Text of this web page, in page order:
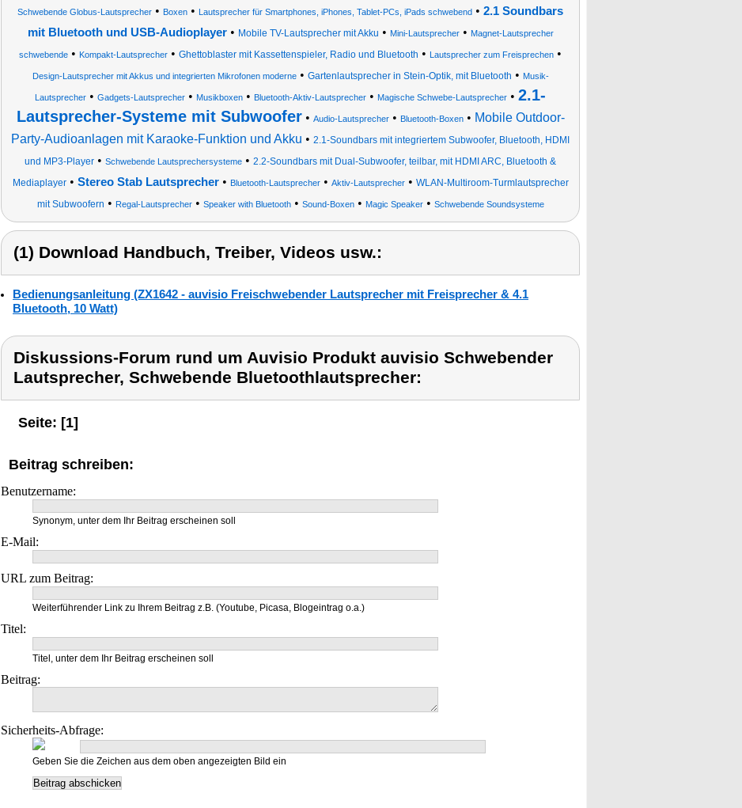
Schwebende Globus-Lautsprecher • Boxen • Lautsprecher für Smartphones, iPhones, Tablet-PCs, iPads schwebend • 2.1 Soundbars
mit Bluetooth und USB-Audioplayer• Mobile TV-Lautsprecher mit Akku • Mini-Lautsprecher• Magnet-Lautsprecher
schwebende • Kompakt-Lautsprecher • Ghettoblaster mit Kassettenspieler, Radio und Bluetooth • Lautsprecher zum Freisprechen •
Design-Lautsprecher mit Akkus und integrierten Mikrofonen moderne• Gartenlautsprecher in Stein-Optik, mit Bluetooth • Musik-
Lautsprecher • Gadgets-Lautsprecher • Musikboxen • Bluetooth-Aktiv-Lautsprecher • Magische Schwebe-Lautsprecher • 2.1-
Lautsprecher-Systeme mit Subwoofer• Audio-Lautsprecher• Bluetooth-Boxen• Mobile Outdoor-
Party-Audioanlagen mit Karaoke-Funktion und Akku • 2.1-Soundbars mit integriertem Subwoofer, Bluetooth, HDMI
und MP3-Player • Schwebende Lautsprechersysteme • 2.2-Soundbars mit Dual-Subwoofer, teilbar, mit HDMI ARC, Bluetooth &
Mediaplayer• Stereo Stab Lautsprecher• Bluetooth-Lautsprecher• Aktiv-Lautsprecher• WLAN-Multiroom-Turmlautsprecher
mit Subwoofern • Regal-Lautsprecher• Speaker with Bluetooth• Sound-Boxen• Magic Speaker• Schwebende Soundsysteme
(1) Download Handbuch, Treiber, Videos usw.:
Bedienungsanleitung (ZX1642 - auvisio Freischwebender Lautsprecher mit Freisprecher & 4.1
Bluetooth, 10 Watt)
Diskussions-Forum rund um Auvisio Produkt auvisio Schwebender
Lautsprecher, Schwebende Bluetoothlautsprecher:
Seite: [1]
Beitrag schreiben:
Benutzername:
Synonym, unter dem Ihr Beitrag erscheinen soll
E-Mail:
URL zum Beitrag:
Weiterführender Link zu Ihrem Beitrag z.B. (Youtube, Picasa, Blogeintrag o.a.)
Titel:
Titel, unter dem Ihr Beitrag erscheinen soll
Beitrag:
Sicherheits-Abfrage:
Geben Sie die Zeichen aus dem oben angezeigten Bild ein